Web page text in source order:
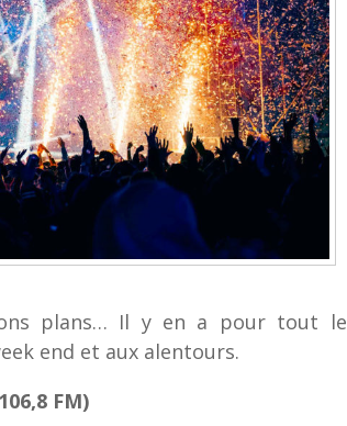
plans… Il y en a pour tout le
end et aux alentours.
FM)